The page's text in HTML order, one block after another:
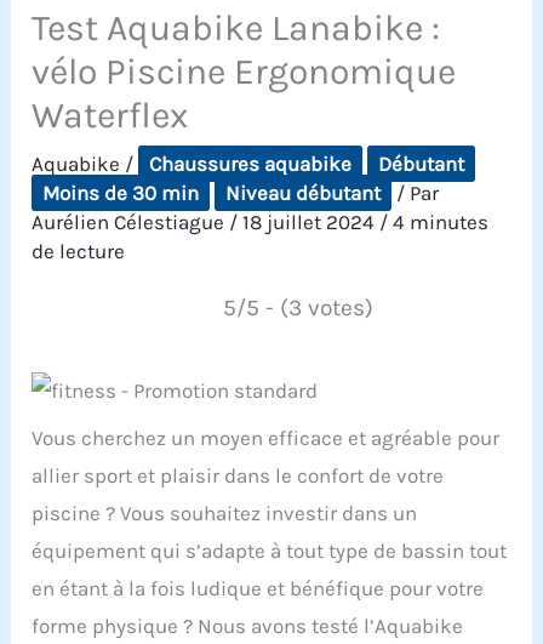
Test Aquabike Lanabike :
vélo Piscine Ergonomique
Waterflex
Aquabike / Chaussures aquabike
Débutant
Moins de 30 min
Niveau débutant
/ Par
Aurélien Célestiague /18 juillet 2024 /4 minutes
de lecture
5/5 - (3 votes)
Vous cherchez un moyen efficace et agréable pour
allier sport et plaisir dans le confort de votre
piscine ? Vous souhaitez investir dans un
équipement qui s’adapte à tout type de bassin tout
en étant à la fois ludique et bénéfique pour votre
forme physique ? Nous avons testé l’Aquabike